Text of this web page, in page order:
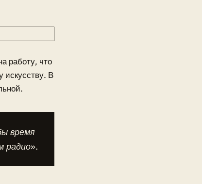
работу, что
искусству. В
время
радио».